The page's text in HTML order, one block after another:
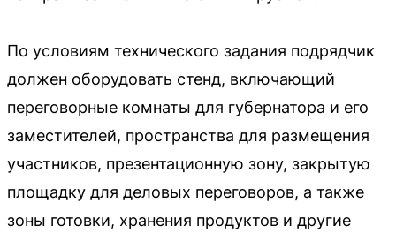
По условиям технического задания подрядчик
должен оборудовать стенд, включающий
переговорные комнаты для губернатора и его
заместителей, пространства для размещения
участников, презентационную зону, закрытую
площадку для деловых переговоров, а также
зоны готовки, хранения продуктов и другие